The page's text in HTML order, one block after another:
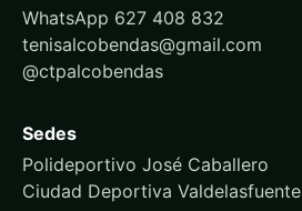
WhatsApp 627 408 832
tenisalcobendas@gmail.com
@ctpalcobendas
Sedes
Polideportivo José Caballero
Ciudad Deportiva